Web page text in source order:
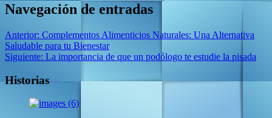
Navegación de entradas
Anterior: Complementos Alimenticios Naturales: Una Alternativa
Saludable para tu Bienestar
Siguiente: La importancia de que un podólogo te estudie la pisada
Historias